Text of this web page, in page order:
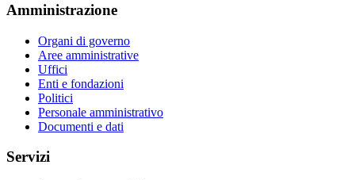
Amministrazione
Organi di governo
Aree amministrative
Uffici
Enti e fondazioni
Politici
Personale amministrativo
Documenti e dati
Servizi